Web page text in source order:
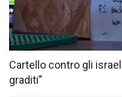
Cartello contro gli
graditi”